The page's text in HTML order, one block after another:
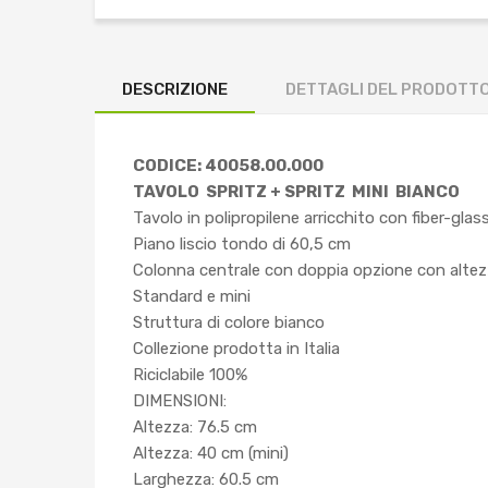
DESCRIZIONE DETTAGLI DEL
CODICE: 40058.00.000
TAVOLO SPRITZ + SPRITZ MINI BIANCO
Tavolo in polipropilene arricchito con fiber-glass
Piano liscio tondo di 60,5 cm
Colonna centrale con doppia opzione con
Standard e mini
Struttura di colore bianco
Collezione prodotta in Italia
Riciclabile 100%
DIMENSIONI:
Altezza: 76.5 cm
Altezza: 40 cm (mini)
Larghezza: 60.5 cm